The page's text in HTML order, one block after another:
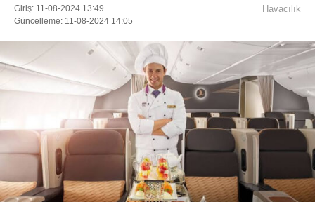
Giriş: 11-08-2024 13:49
Güncelleme: 11-08-2024 14:05
Havacılık